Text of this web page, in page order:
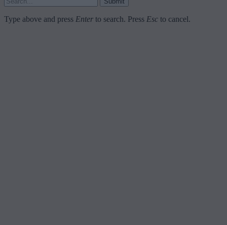
Type above and press Enter to search. Press Esc to cancel.